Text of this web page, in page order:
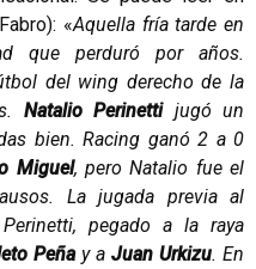
«Aquella fría tarde en
que perduró por años.
del wing derecho de la
Natalio Perinettijugó un
bien. Racing ganó 2 a 0
Miguel, pero Natalio fue el
La jugada previa al
pegado a la raya
Peña y a Juan Urkizu. En